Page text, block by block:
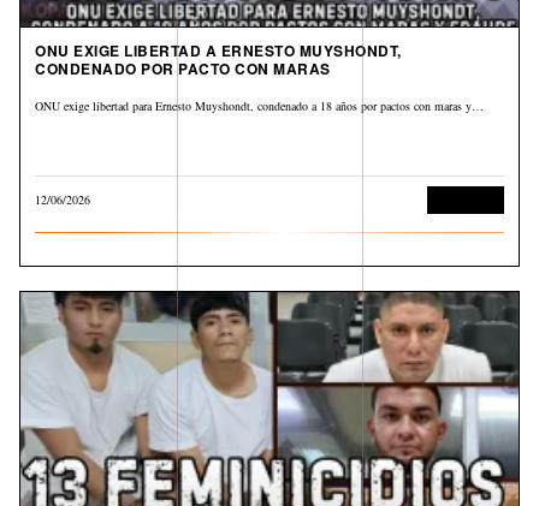
ONU EXIGE LIBERTAD A ERNESTO MUYSHONDT,
CONDENADO POR PACTO CON MARAS
ONU exige libertad para Ernesto Muyshondt, condenado a 18 años por pactos con maras y…
12/06/2026